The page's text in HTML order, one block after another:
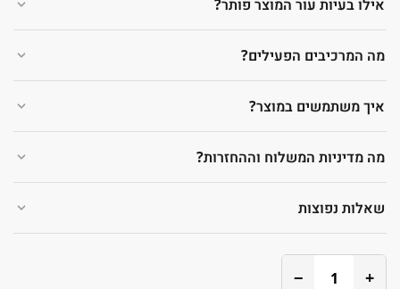
אילו בעיות עור המוצר פותר?
מה המרכיבים הפעילים?
איך משתמשים במוצר?
מה מדיניות המשלוח וההחזרות?
שאלות נפוצות
+
−